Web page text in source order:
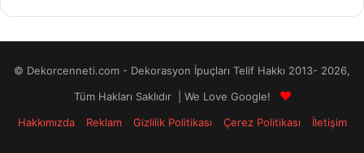
© Dekorcenneti.com - Dekorasyon İpuçları Telif Hakkı 2013- 2026,
Tüm Hakları Saklıdır | We Love Google!
Hakkımızda
Reklam Gizlilik Politikası Çerez Politikası İletişim